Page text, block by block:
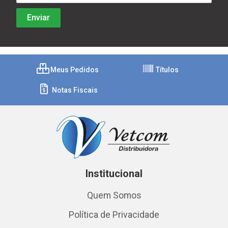
Meus Pedidos Títulos
Notas Fiscais
Institucional
Quem Somos
Política de Privacidade